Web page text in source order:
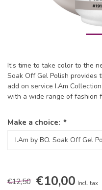
It’s time to take color to the
Soak Off Gel Polish provides
add on service I.Am
with a wide range of fashion
Make a choice: *
€12,50 €10,00 Incl. tax